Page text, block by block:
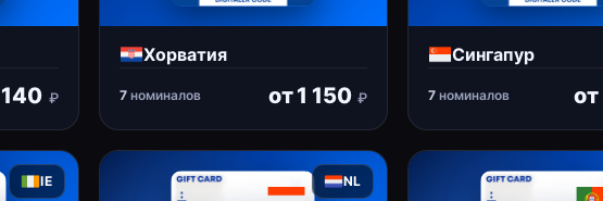
140 ₽
Хорватия
7номиналов от1 150 ₽
Сингапур
7 номиналов от
IE NL